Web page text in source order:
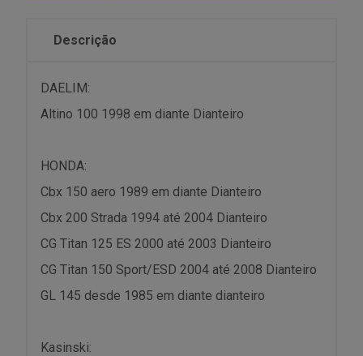
Descrição
DAELIM:
Altino 100 1998 em diante Dianteiro
HONDA:
Cbx 150 aero 1989 em diante Dianteiro
Cbx 200 Strada 1994 até 2004 Dianteiro
CG Titan 125 ES 2000 até 2003 Dianteiro
CG Titan 150 Sport/ESD 2004 até 2008 Dianteiro
GL 145 desde 1985 em diante dianteiro
Kasinski: